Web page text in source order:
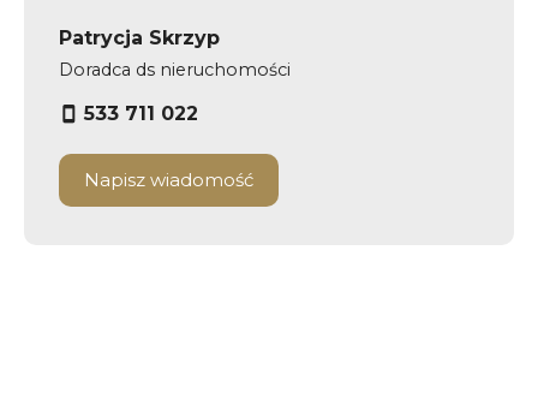
Patrycja Skrzyp
Doradca ds nieruchomości
533 711 022
Napisz wiadomość